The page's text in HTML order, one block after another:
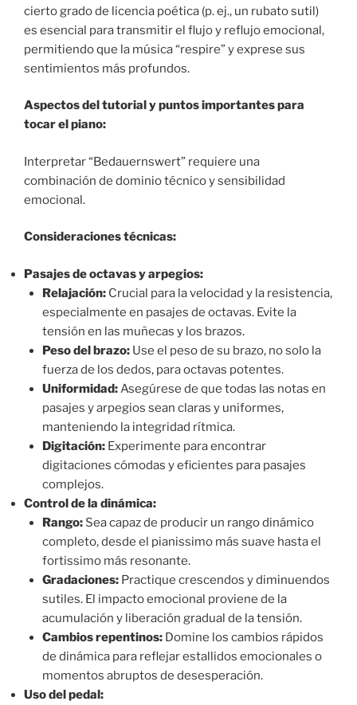
cierto grado de licencia poética (p. ej., un rubato sutil)
es esencial para transmitir el flujo y reflujo emocional,
permitiendo que la música “respire” y exprese sus
sentimientos más profundos.
Aspectos del tutorial y puntos importantes para
tocar el piano:
Interpretar “Bedauernswert” requiere una
combinación de dominio técnico y sensibilidad
emocional.
Consideraciones técnicas:
Pasajes de octavas y arpegios:
Relajación:Crucial para la velocidad y la resistencia,
especialmente en pasajes de octavas. Evite la
tensión en las muñecas y los brazos.
Peso del brazo:Use el peso de su brazo, no solo la
fuerza de los dedos, para octavas potentes.
Uniformidad:Asegúrese de que todas las notas en
pasajes y arpegios sean claras y uniformes,
manteniendo la integridad rítmica.
Digitación:Experimente para encontrar
digitaciones cómodas y eficientes para pasajes
complejos.
Control de la dinámica:
Rango:Sea capaz de producir un rango dinámico
completo, desde el pianissimo más suave hasta el
fortissimo más resonante.
Gradaciones:Practique crescendos y diminuendos
sutiles. El impacto emocional proviene de la
acumulación y liberación gradual de la tensión.
Cambios repentinos:Domine los cambios rápidos
de dinámica para reflejar estallidos emocionales o
momentos abruptos de desesperación.
Uso del pedal: